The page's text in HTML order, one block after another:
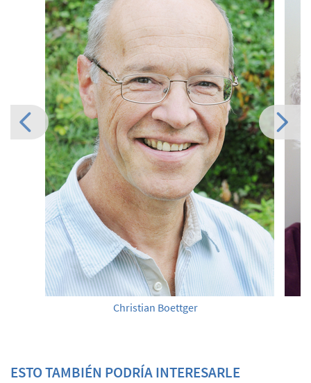
Christian Boettger
ESTO TAMBIÉN PODRÍA INTERESARLE